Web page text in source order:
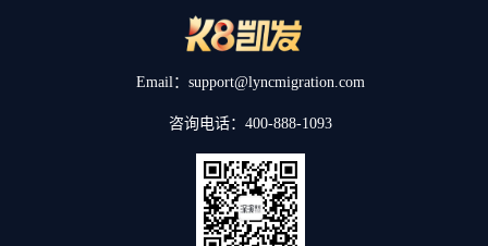
Email：support@lyncmigration.com
咨询电话：400-888-1093